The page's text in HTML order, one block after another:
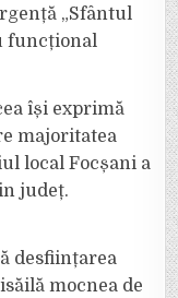
„Sfântul
funcțional
își exprimă
majoritatea
local Focșani a
județ.
desființarea
mocnea de